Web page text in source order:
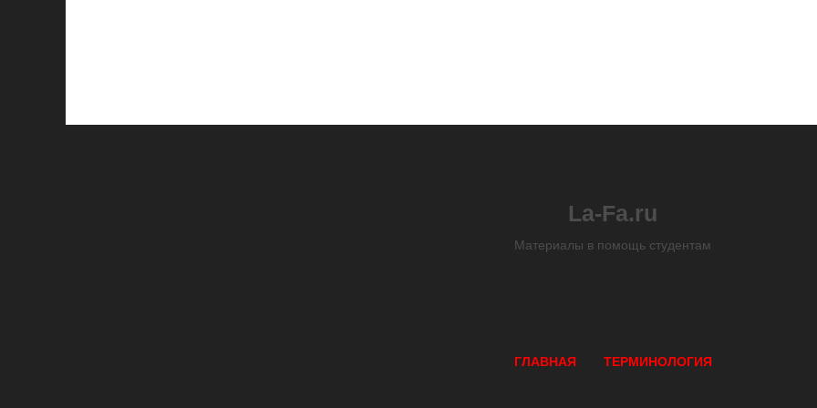
La-Fa.ru
Материалы в помощь студентам
ГЛАВНАЯ ТЕРМИНОЛОГИЯ